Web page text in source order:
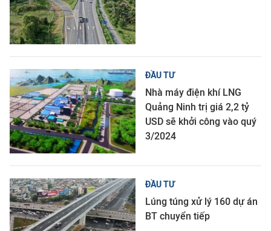
ĐẦU TƯ
Nhà máy điện khí LNG
Quảng Ninh trị giá 2,2 tỷ
USD sẽ khởi công vào quý
3/2024
ĐẦU TƯ
Lúng túng xử lý 160 dự án
BT chuyển tiếp